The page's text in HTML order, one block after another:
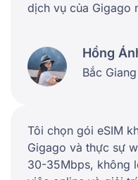
dịch vụ của Gigago
Hồng
Bắc Giang
Tôi chọn gói eSIM
Gigago và thực sự
30-35Mbps, không